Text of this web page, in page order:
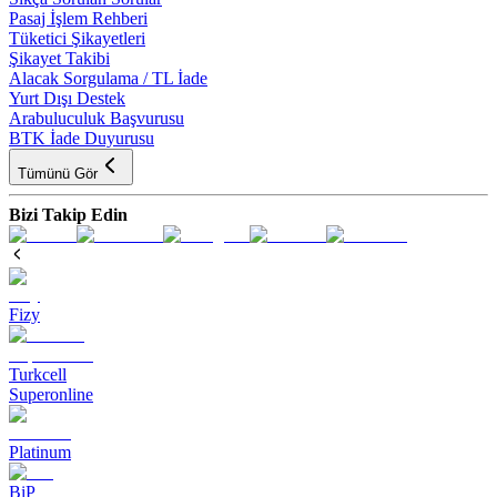
Pasaj İşlem Rehberi
Tüketici Şikayetleri
Şikayet Takibi
Alacak Sorgulama / TL İade
Yurt Dışı Destek
Arabuluculuk Başvurusu
BTK İade Duyurusu
Tümünü Gör
Bizi Takip Edin
Fizy
Turkcell
Superonline
Platinum
BiP